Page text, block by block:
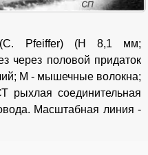
Pfeiffer) (H 8,1 мм;
через половой придаток
М - мышечные волокна;
соединительная
Масштабная линия -